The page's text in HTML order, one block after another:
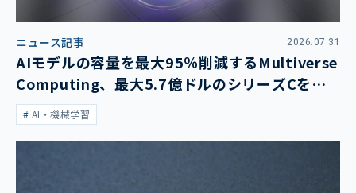
ニュース記事 2026.07.31
AIモデルの容量を最大95％削減するMultiverse
Computing、最大5.7億ドルのシリーズCを発
表AI・機械学習